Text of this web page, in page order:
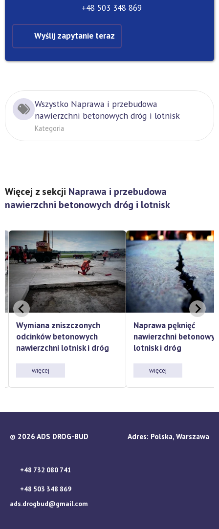
+48 503 348 869
Wyślij zapytanie teraz
Wszystko Naprawa i przebudowa
nawierzchni betonowych dróg i lotnisk
Kategoria
Więcej z sekcji Naprawa i przebudowa
nawierzchni betonowych dróg i lotnisk
Naprawa pęknięć
nawierzchni betonowych
lotnisk i dróg
więcej
Naprawa szczelin
dylatacyjnych na
nawierzchniach
więcej
© 2026 ADS DROG-BUD Adres: Polska, Warszawa
+48 732 080 741
+48 503 348 869
ads.drogbud@gmail.com